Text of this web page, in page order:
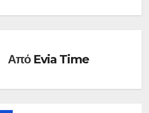
Από Evia Time